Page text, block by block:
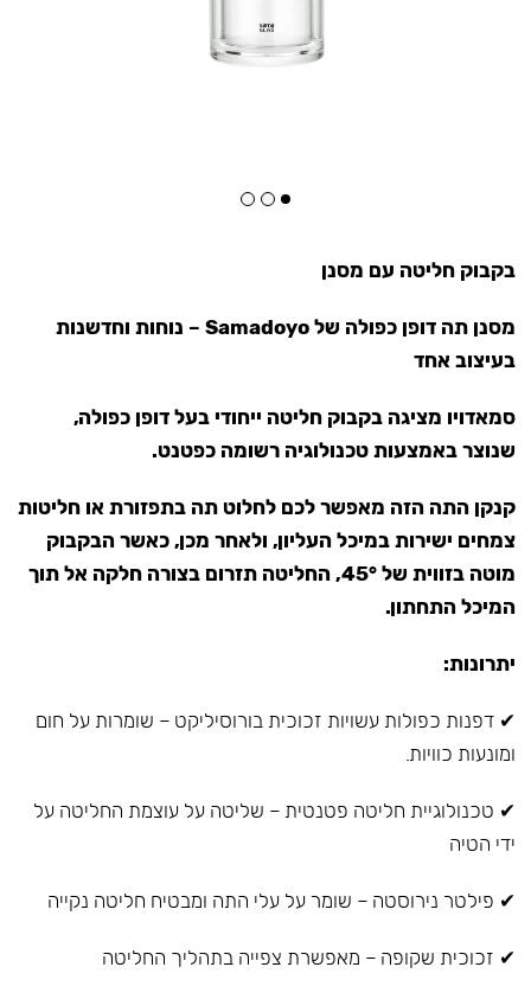
בקבוק חליטה עם מסנן
מסנן תה דופן כפולה של Samadoyo – נוחות וחדשנות
בעיצוב אחד
סמאדויו מציגה בקבוק חליטה ייחודי בעל דופן כפולה,
שנוצר באמצעות טכנולוגיה רשומה כפטנט.
קנקן התה הזה מאפשר לכם לחלוט תה בתפזורת או חליטות
צמחים ישירות במיכל העליון, ולאחר מכן, כאשר הבקבוק
מוטה בזווית של 45°, החליטה תזרום בצורה חלקה אל תוך
המיכל התחתון.
יתרונות:
✔ דפנות כפולות עשויות זכוכית בורוסיליקט – שומרות על חום
ומונעות כוויות.
✔ טכנולוגיית חליטה פטנטית – שליטה על עוצמת החליטה על
ידי הטיה
✔ פילטר נירוסטה – שומר על עלי התה ומבטיח חליטה נקייה
✔ זכוכית שקופה – מאפשרת צפייה בתהליך החליטה